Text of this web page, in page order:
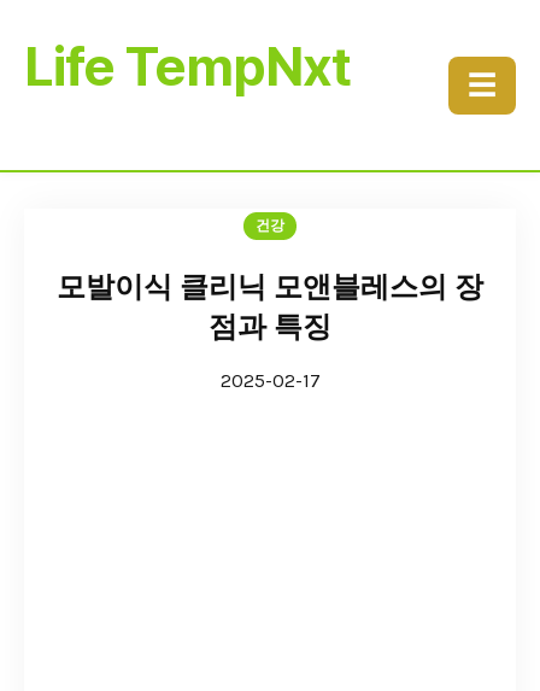
Life TempNxt ☰
건강
모발이식 클리닉 모앤블레스의 장
점과 특징
2025-02-17